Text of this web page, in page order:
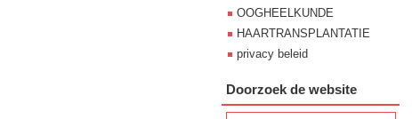
OOGHEELKUNDE
HAARTRANSPLANTATIE
privacy beleid
Doorzoek de website